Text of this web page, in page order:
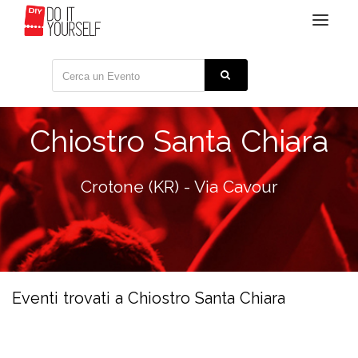
Toggle
Chiostro Santa Chiara
Crotone (KR) - Via Cavour
Eventi trovati a Chiostro Santa Chiara